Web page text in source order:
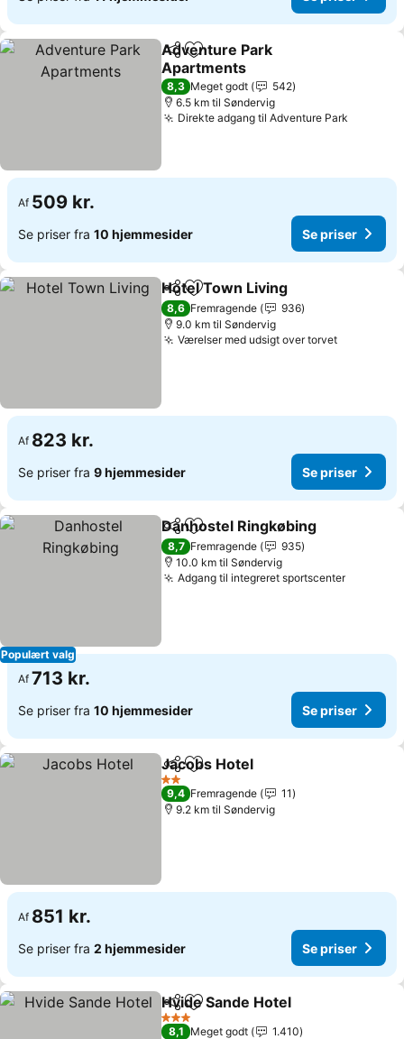
Del Føj til favoritter
Adventure Park
Apartments
Se priser
8,3 Meget godt
542
6.5 km til Søndervig
Direkte adgang til Adventure Park
Af 509 kr.
Se priser fra 10 hjemmesider Se priser
Del Føj til favoritter
Hotel Town Living
8,6 Fremragende
936
9.0 km til Søndervig
Værelser med udsigt over torvetSe priser
Af 823 kr.
Se priser fra 9 hjemmesider Se priser
Populært valg
Del Føj til favoritter
Danhostel Ringkøbing
8,7 Fremragende
935
10.0 km til Søndervig
Adgang til integreret sportscenterSe
Af 713 kr.
Se priser fra 10 hjemmesider Se priser
Del Føj til favoritter
Jacobs Hotel
2 Stjerner
9,4 Fremragende
11
9.2 km til Søndervig
Af 851 kr.
Se priser fra 2 hjemmesider Se priser
Del Føj til favoritter
Hvide Sande Hotel
3 Stjerner
8,1 Meget godt
1.410